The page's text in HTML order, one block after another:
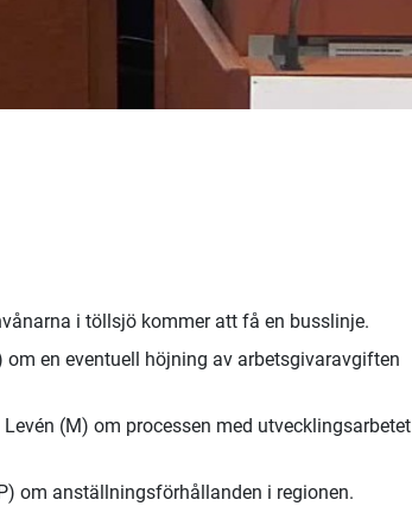
i töllsjö kommer att få en busslinje.
en eventuell höjning av arbetsgivaravgiften
(M) om processen med utvecklingsarbetet
om anställningsförhållanden i regionen.